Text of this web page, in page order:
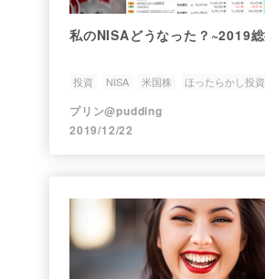
私のNISAどうなった？~2019
投資 NISA 米国株 ほったらかし投資
プリン@pudding
2019/12/22